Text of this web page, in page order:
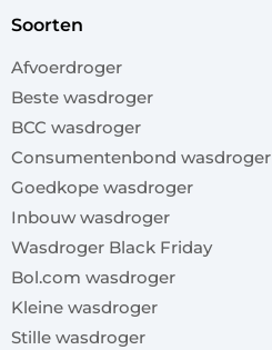
soorten
Afvoerdroger
Beste wasdroger
BCC wasdroger
Consumentenbond wasdroger
Goedkope wasdroger
Inbouw wasdroger
Wasdroger Black Friday
Bol.com wasdroger
Kleine wasdroger
Stille wasdroger